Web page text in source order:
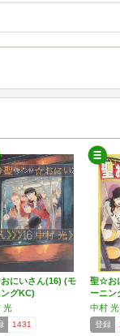
にいさん(16) (モ
グKC)
光
1431
聖☆お
ーニン
中村 光
登録